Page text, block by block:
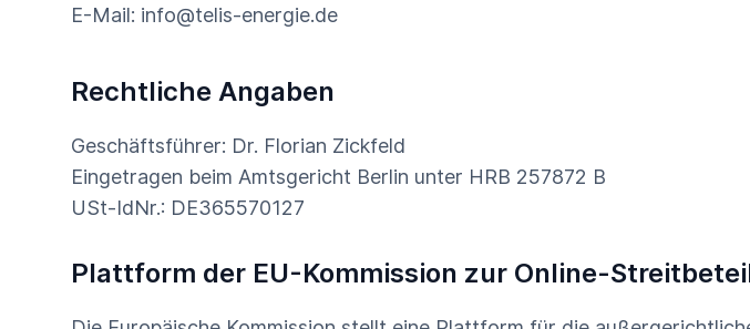
E-Mail: info@telis-energie.de
Rechtliche Angaben
Geschäftsführer: Dr. Florian Zickfeld
Eingetragen beim Amtsgericht Berlin unter HRB 257872 B
USt-IdNr.: DE365570127
Plattform der EU-Kommission zur Online-